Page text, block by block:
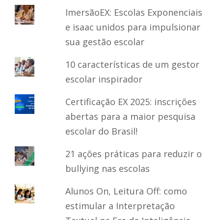
ImersãoEX: Escolas Exponenciais
e isaac unidos para impulsionar
sua gestão escolar
10 características de um gestor
escolar inspirador
Certificação EX 2025: inscrições
abertas para a maior pesquisa
escolar do Brasil!
21 ações práticas para reduzir o
bullying nas escolas
Alunos On, Leitura Off: como
estimular a Interpretação